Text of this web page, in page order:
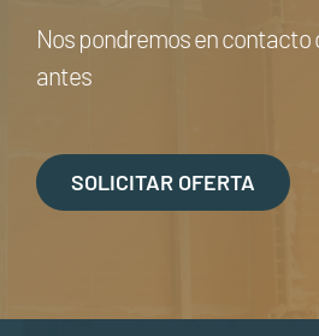
Nos pondremos en
antes
SOLICITAR OFERTA